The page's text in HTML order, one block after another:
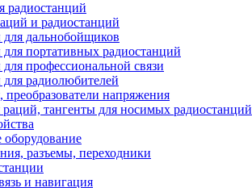
радиостанций
и радиостанций
дальнобойщиков
портативных радиостанций
профессиональной связи
радиолюбителей
преобразователи напряжения
тангенты для носимых радиостанций
оборудование
разъемы, переходники
и навигация